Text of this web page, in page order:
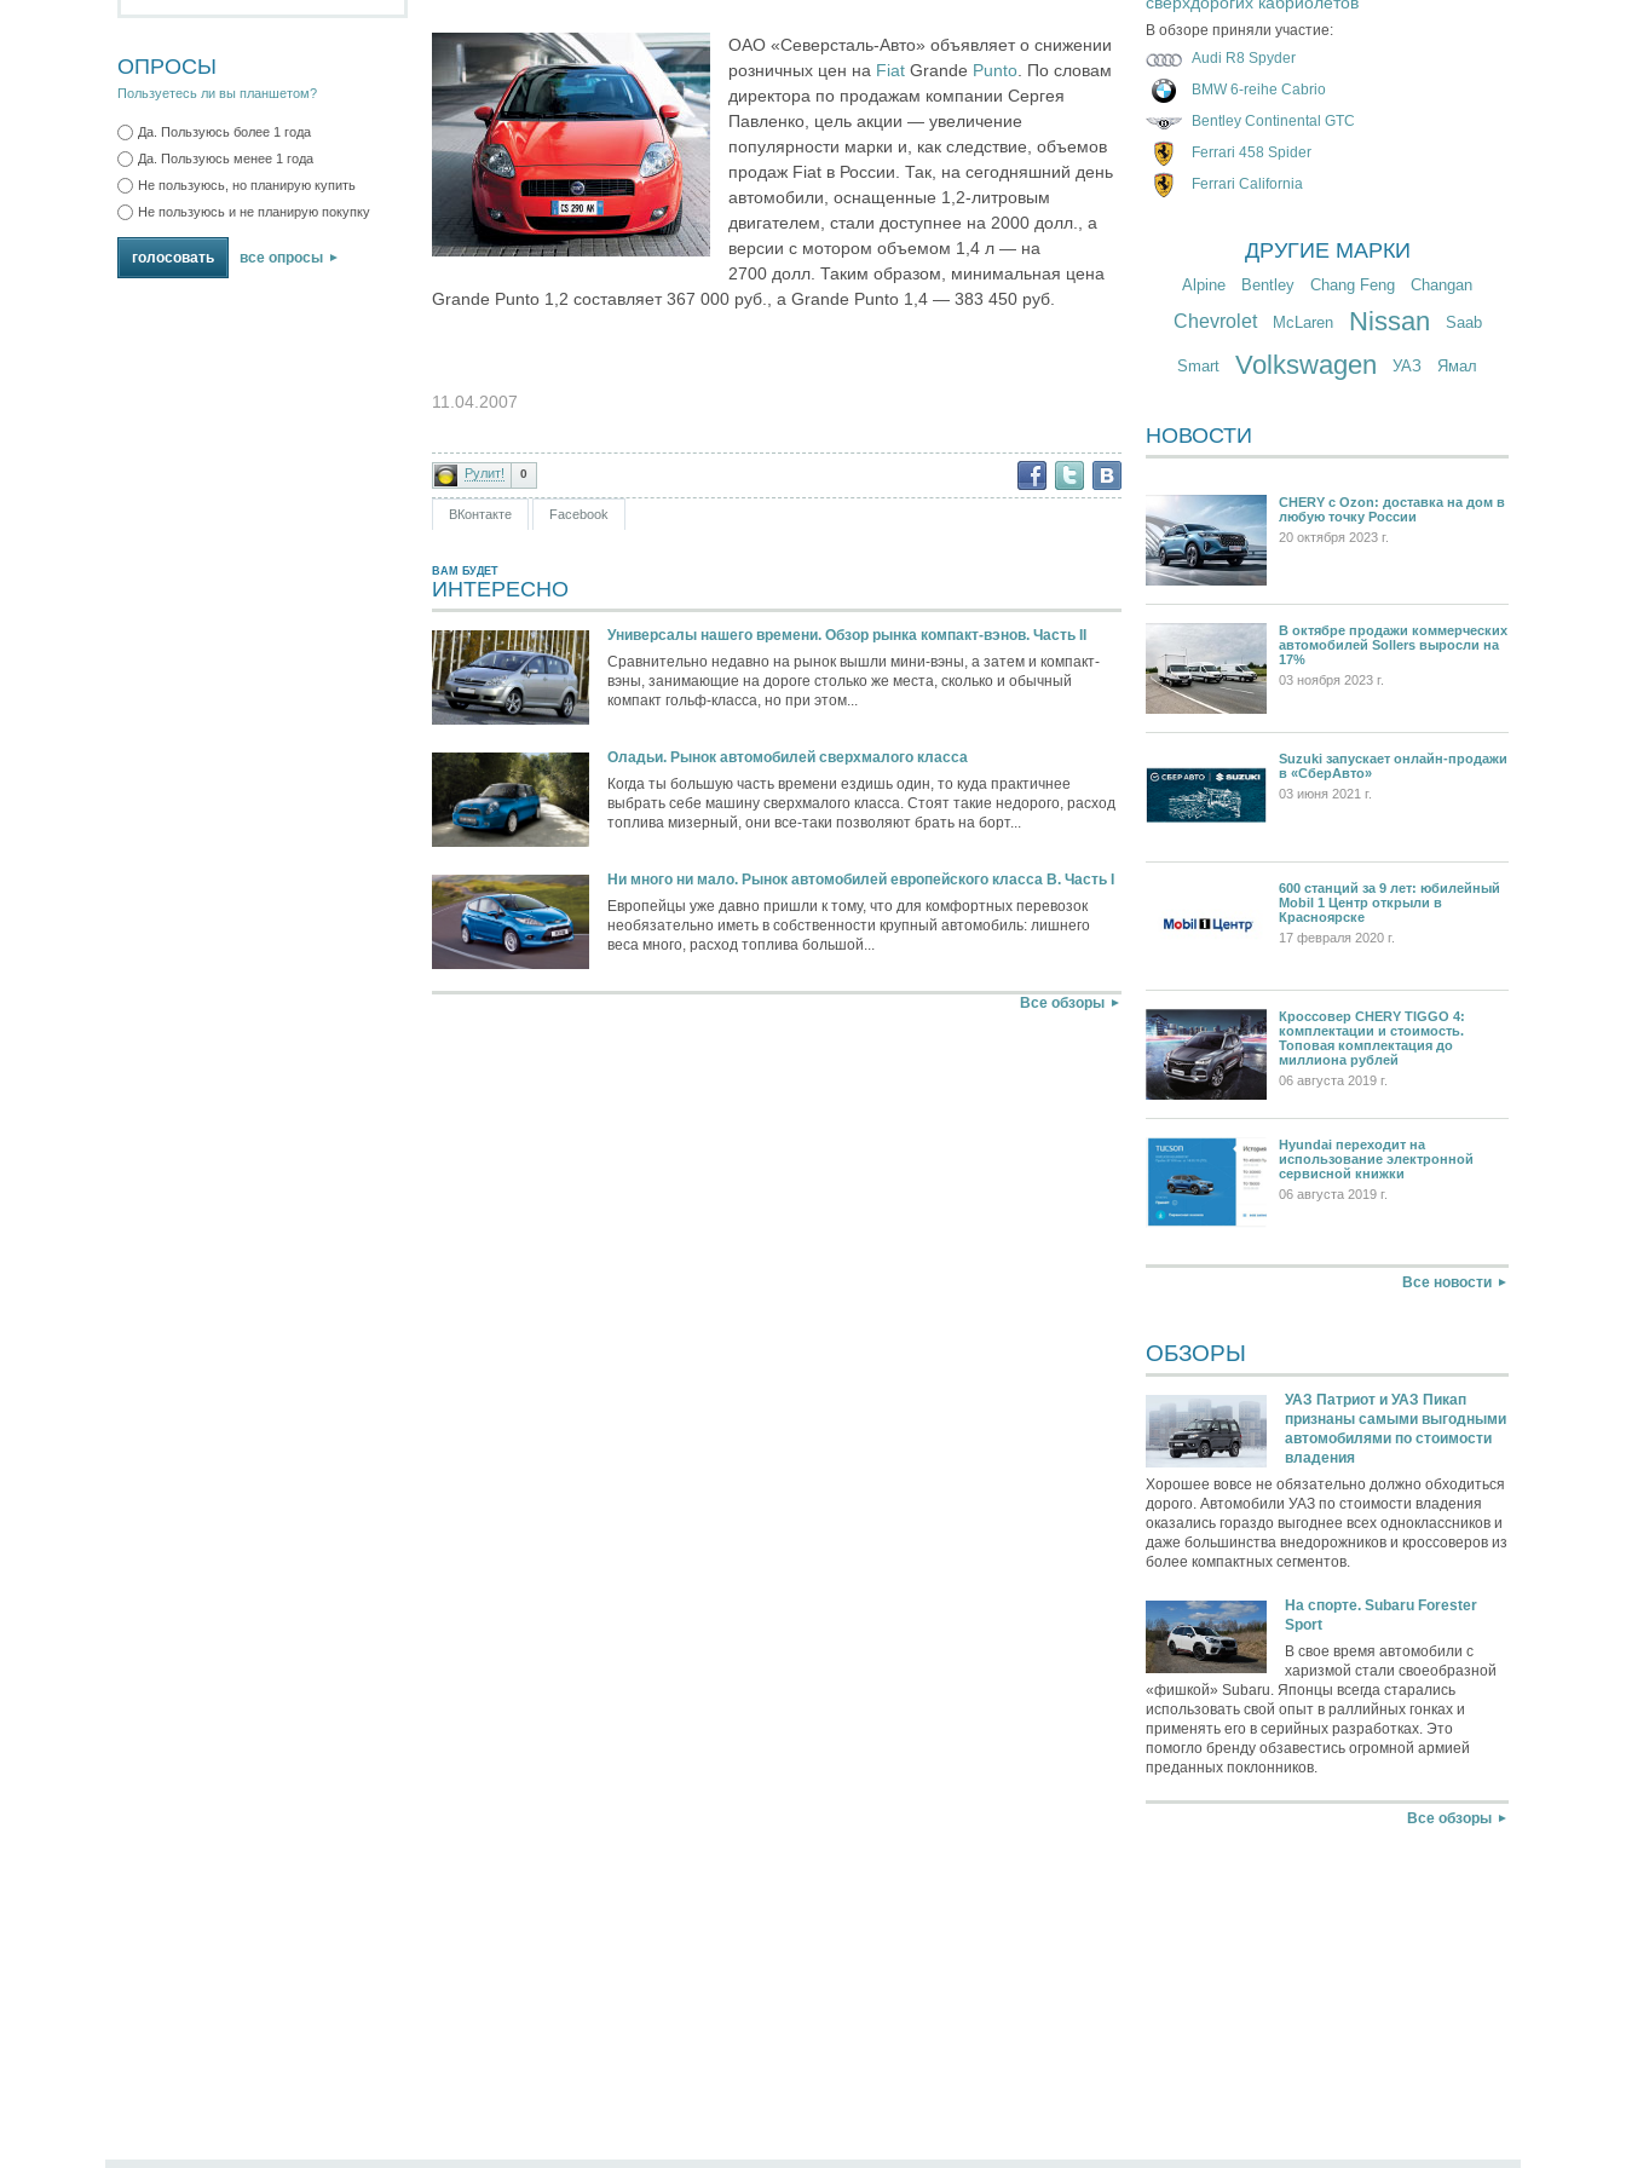
ОПРОСЫ
Пользуетесь ли вы планшетом?
Да. Пользуюсь более 1 года
Да. Пользуюсь менее 1 года
Не пользуюсь, но планирую купить
Не пользуюсь и не планирую покупку
все опросы
ОАО «Северсталь-Авто» объявляет о снижении
розничных цен на Fiat Grande Punto . По словам
директора по продажам компании Сергея
Павленко, цель акции — увеличение
популярности марки и, как следствие, объемов
продаж Fiat в России. Так, на сегодняшний день
автомобили, оснащенные 1,2‑литровым
двигателем, стали доступнее на 2000 долл., а
версии с мотором объемом 1,4 л — на
2700 долл. Таким образом, минимальная цена
Grande Punto 1,2 составляет 367 000 руб., а Grande Punto 1,4 — 383 450 руб.
11.04.2007
Рулит! 0
ВКонтакте Facebook
ВАМ БУДЕТ
ИНТЕРЕСНО
Универсалы нашего времени. Обзор рынка компакт-вэнов. Часть II
Сравнительно недавно на рынок вышли мини-вэны, а затем и компакт-
вэны, занимающие на дороге столько же места, сколько и обычный
компакт гольф-класса, но при этом...
Оладьи. Рынок автомобилей сверхмалого класса
Когда ты большую часть времени ездишь один, то куда практичнее
выбрать себе машину сверхмалого класса. Стоят такие недорого, расход
топлива мизерный, они все-таки позволяют брать на борт...
Ни много ни мало. Рынок автомобилей европейского класса B. Часть I
Европейцы уже давно пришли к тому, что для комфортных перевозок
необязательно иметь в собственности крупный автомобиль: лишнего
веса много, расход топлива большой...
Все обзоры
В обзоре приняли участие:
Audi R8 Spyder
BMW 6-reihe Cabrio
Bentley Continental GTC
Ferrari 458 Spider
Ferrari California
ДРУГИЕ МАРКИ
Alpine Bentley Chang Feng Changan
Chevrolet McLaren Nissan Saab
Smart Volkswagen УАЗ Ямал
НОВОСТИ
CHERY c Ozon: доставка на дом в
любую точку России
20 октября 2023 г.
В октябре продажи коммерческих
автомобилей Sollers выросли на
17%
03 ноября 2023 г.
Suzuki запускает онлайн-продажи
в «СберАвто»
03 июня 2021 г.
600 станций за 9 лет: юбилейный
Mobil 1 Центр открыли в
Красноярске
17 февраля 2020 г.
Кроссовер CHERY TIGGO 4:
комплектации и стоимость.
Топовая комплектация до
миллиона рублей
06 августа 2019 г.
Hyundai переходит на
использование электронной
сервисной книжки
06 августа 2019 г.
Все новости
ОБЗОРЫ
УАЗ Патриот и УАЗ Пикап
признаны самыми выгодными
автомобилями по стоимости
владения
Хорошее вовсе не обязательно должно обходиться
дорого. Автомобили УАЗ по стоимости владения
оказались гораздо выгоднее всех одноклассников и
даже большинства внедорожников и кроссоверов из
более компактных сегментов.
На спорте. Subaru Forester
Sport
В свое время автомобили с
харизмой стали своеобразной
«фишкой» Subaru. Японцы всегда старались
использовать свой опыт в раллийных гонках и
применять его в серийных разработках. Это
помогло бренду обзавестись огромной армией
преданных поклонников.
Все обзоры